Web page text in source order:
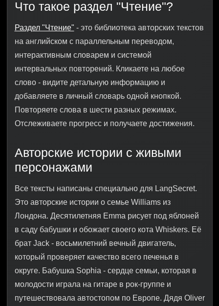
Что такое раздел "Чтение"?
Раздел "Чтение" - это библиотека авторских текстов
на английском с параллельным переводом,
интерактивным словарем и системой
интервальных повторений. Кликаете на любое
слово - видите детальную информацию и
добавляете в личный словарь одной кнопкой.
Повторяете слова в шести разных режимах.
Отслеживаете прогресс и получаете достижения.
Авторские истории с живыми
персонажами
Все тексты написаны специально для LangSecret.
Это авторские истории о семье Williams из
Лондона. Десятилетняя Emma рисует под яблоней
в саду бабушки и обожает своего кота Whiskers. Её
брат Jack - восьмилетний вечный двигатель,
который проверяет качество всего печенья в
округе. Бабушка Sophia - сердце семьи, которая в
молодости играла на гитаре в рок-группе и
путешествовала автостопом по Европе. Дядя Oliver